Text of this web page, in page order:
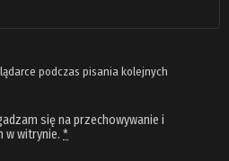
podczas pisania kolejnych
się na przechowywanie i
w witrynie. *